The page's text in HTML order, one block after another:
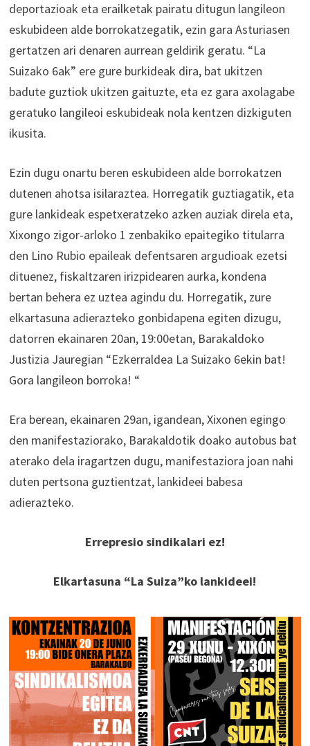
deportazioak eta erailketak pairatu ditugun langileon
eskubideen alde borrokatzegatik, ezin gara Asturiasen
gertatzen ari denaren aurrean geldirik geratu. “La
Suizako 6ak” ere gure burkideak dira, bat ukitzen
badute guztiok ukitzen gaituzte, eta ez gara axolagabe
geratuko langileoi eskubideak nola kentzen dizkiguten
ikusita.
Ezin dugu onartu beren eskubideen alde borrokatzen
dutenen ahotsa isilaraztea. Horregatik guztiagatik, eta
gure lankideak espetxeratzeko azken auziak direla eta,
Xixongo zigor-arloko 1 zenbakiko epaitegiko titularra
den Lino Rubio epaileak defentsaren argudioak ezetsi
dituenez, fiskaltzaren irizpidearen aurka, kondena
bertan behera ez uztea agindu du. Horregatik, zure
elkartasuna adierazteko gonbidapena egiten dizugu,
datorren ekainaren 20an, 19:00etan, Barakaldoko
Justizia Jauregian “Ezkerraldea La Suizako 6ekin bat!
Gora langileon borroka! “
Era berean, ekainaren 29an, igandean, Xixonen egingo
den manifestaziorako, Barakaldotik doako autobus bat
aterako dela iragartzen dugu, manifestaziora joan nahi
duten pertsona guztientzat, lankideei babesa
adierazteko.
Errepresio sindikalari ez!
Elkartasuna “La Suiza”ko lankideei!